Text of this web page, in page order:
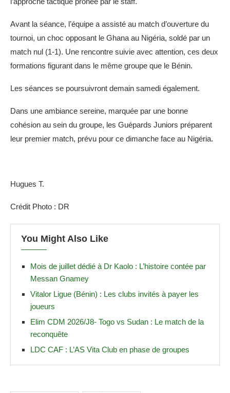
Avant la séance, l’équipe a assisté au match d’ouverture du
tournoi, un choc opposant le Ghana au Nigéria, soldé par un
match nul (1-1). Une rencontre suivie avec attention, ces deux
formations figurant dans le même groupe que le Bénin.
Les séances se poursuivront demain samedi également.
Dans une ambiance sereine, marquée par une bonne
cohésion au sein du groupe, les Guépards Juniors préparent
leur premier match, prévu pour ce dimanche face au Nigéria.
Hugues T.
Crédit Photo : DR
You Might Also Like
Mois de juillet dédié à Dr Kaolo : L’histoire contée par
Messan Gnamey
Vitalor Ligue (Bénin) : Les clubs invités à payer les
joueurs
Elim CDM 2026/J8- Togo vs Sudan : Le match de la
reconquête
LDC CAF : L’AS Vita Club en phase de groupes